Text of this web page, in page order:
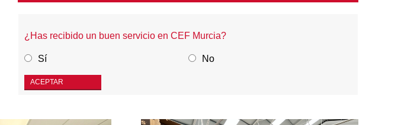
¿Has recibido un buen servicio en CEF Murcia?
Sí No
ACEPTAR